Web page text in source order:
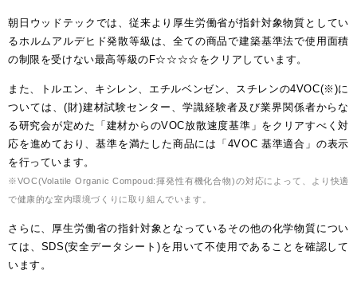
リフォーム REFORM
ショールーム
会社情報 COMPANY INFO
お客様窓口 SUPPORT
プロユーザーサイト
朝日ウッドテックでは、従来より厚生労働省が指針対象物質としてい
るホルムアルデヒド発散等級は、全ての商品で建築基準法で使用面積
の制限を受けない最高等級のF☆☆☆☆をクリアしています。
また、トルエン、キシレン、エチルベンゼン、スチレンの4VOC(※)に
ついては、(財)建材試験センター、学識経験者及び業界関係者からな
る研究会が定めた「建材からのVOC放散速度基準」をクリアすべく対
応を進めており、基準を満たした商品には「4VOC 基準適合」の表示
を行っています。
※VOC(Volatile Organic Compoud:揮発性有機化合物)の対応によって、より快適
で健康的な室内環境づくりに取り組んでいます。
さらに、厚生労働省の指針対象となっているその他の化学物質につい
ては、SDS(安全データシート)を用いて不使用であることを確認して
います。